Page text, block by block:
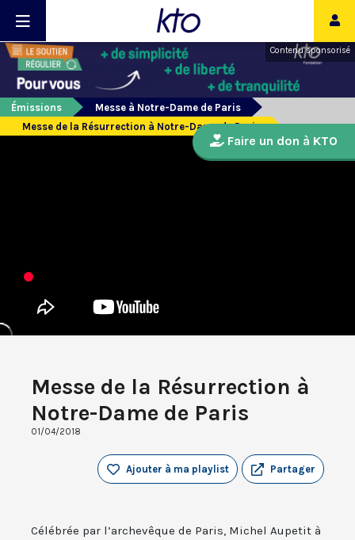
Contenu sponsorisé
Émissions
Messe à Notre-Dame de Paris
Messe de la Résurrection à Notre-Dame de Paris
Messe de la Résurrection à
Notre-Dame de Paris
01/04/2018
Partager
Ajouter à ma playlist
Célébrée par l’archevêque de Paris, Michel Aupetit à
Faire un don à KTO